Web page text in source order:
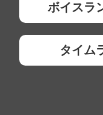
ボイスラ
タイム